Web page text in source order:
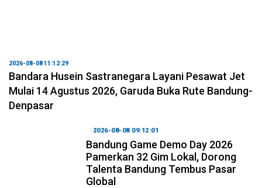
2026-08-08 11:12:29
Bandara Husein Sastranegara Layani Pesawat Jet
Mulai 14 Agustus 2026, Garuda Buka Rute Bandung-
Denpasar
2026-08-08 09:12:01
Bandung Game Demo Day 2026
Pamerkan 32 Gim Lokal, Dorong
Talenta Bandung Tembus Pasar
Global